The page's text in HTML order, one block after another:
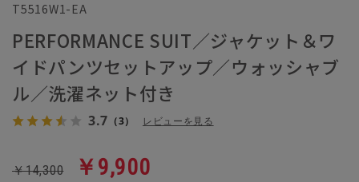
T5516W1-EA
PERFORMANCE SUIT／ジャケット＆ワ
イドパンツセットアップ／ウォッシャブ
ル／洗濯ネット付き
3.7 （3） レビューを見る
￥14,300 ￥9,900